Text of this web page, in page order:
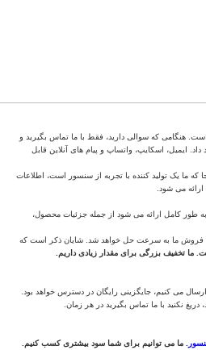
هنگامی که سوالی دارید، فقط با ما تماس بگیرید و
ایمیل، اسکایپ، واتساپ و پیام های آنلاین قابل
که ما یک تولید کننده با تجربه از سنسور است، اطلاعات
ارائه می شود.
به طور کامل ارائه می شود از جمله جزئیات محصول،
شایان ذکر است که
ما تخفیف بزرگی برای مقدار زیادی داریم.
می کنیم، جایگزینی رایگان در دسترس خواهد بود.
دریغ نکنید با ما تماس بگیرید در هر زمان.
ما می توانیم برای شما سود بیشتری کسب کنیم.